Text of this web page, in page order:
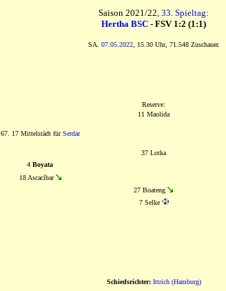
Saison 2021/22, 33. Spieltag:
Hertha BSC - FSV 1:2 (1:1)
SA. 07.05.2022, 15.30 Uhr, 71.548 Zuschauer.
Reserve:
11 Maolida
67. 17 Mittelstädt fürSerdar
37 Lotka
4 Boyata
18 Ascacíbar
27 Boateng
7 Selke
Schiedsrichter: Ittrich (Hamburg)